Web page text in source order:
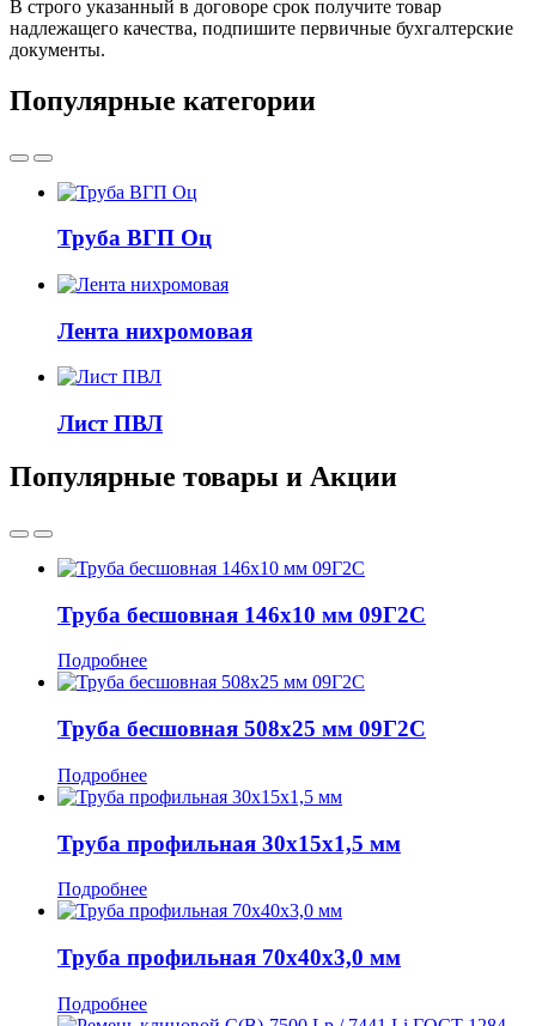
В строго указанный в договоре срок получите товар
надлежащего качества, подпишите первичные бухгалтерские
документы.
Популярные категории
Труба ВГП Оц
Лента нихромовая
Лист ПВЛ
Популярные товары и Акции
Труба бесшовная 146x10 мм 09Г2С
Подробнее
Труба бесшовная 508x25 мм 09Г2С
Подробнее
Труба профильная 30x15x1,5 мм
Подробнее
Труба профильная 70x40x3,0 мм
Подробнее